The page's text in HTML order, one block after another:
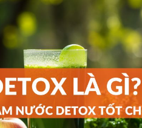
không lo dọn
cho văn
trình lớn